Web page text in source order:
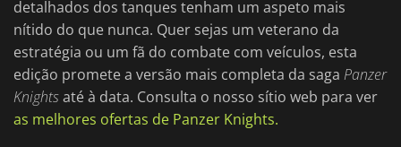
detalhados dos tanques tenham um aspeto mais
nítido do que nunca. Quer sejas um veterano da
estratégia ou um fã do combate com veículos, esta
edição promete a versão mais completa da saga Panzer
Knightsaté à data. Consulta o nosso sítio web para ver
as melhores ofertas de Panzer Knights.